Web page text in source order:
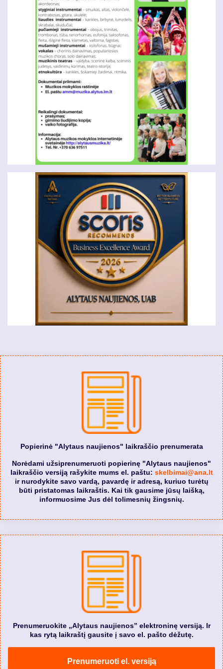
Popierinė "Alytaus naujienos" laikraščio prenumerata
Norėdami užsiprenumeruoti popierinę "Alytaus naujienos"
laikraščio versiją rašykite mums el. paštu: skelbimai@ana.lt
ir nurodykite savo vardą, pavardę ir adresą, kuriuo turėtų
būti pristatomas laikraštis. Kai tik gausime jūsų laišką,
informuosime Jus dėl tolimesnių žingsnių.
Prenumeruokite „Alytaus naujienos” elektroninę versiją. Ir
kas rytą laikraštį gausite į savo el. pašto dėžutę.
Prenumeruoti el. versiją